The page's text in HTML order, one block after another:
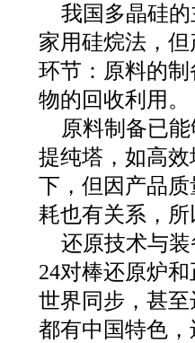
我国多晶硅
家用硅烷法，
环节：原料的
物的回收利用。
原料制备已
提纯塔，如高
下，但因产品
耗也有关系，
还原技术与
24对棒还原炉
世界同步，甚
都有中国特色